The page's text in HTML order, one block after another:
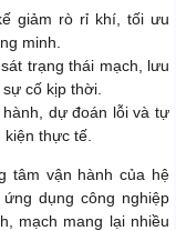
giảm rò rỉ khí, tối ưu
minh.
trạng thái mạch, lưu
cố kịp thời.
dự đoán lỗi và tự
thực tế.
tâm vận hành của hệ
dụng công nghiệp
mạch mang lại nhiều